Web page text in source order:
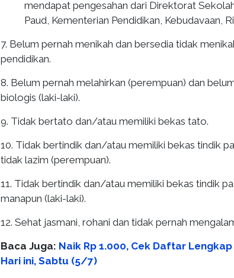
mendapat pengesahan dari Direktorat
Paud, Kementerian Pendidikan, Kebudavaan,
7. Belum pernah menikah dan bersedia tidak
pendidikan.
8. Belum pernah melahirkan (perempuan) dan
biologis (laki-laki).
9. Tidak bertato dan/atau memiliki bekas tato.
10. Tidak bertindik dan/atau memiliki bekas tindik
tidak lazim (perempuan).
11. Tidak bertindik dan/atau memiliki bekas tindik
manapun (laki-laki).
12. Sehat jasmani, rohani dan tidak pernah
Baca Juga: Naik Rp 1.000, Cek Daftar
Hari ini, Sabtu (5/7)